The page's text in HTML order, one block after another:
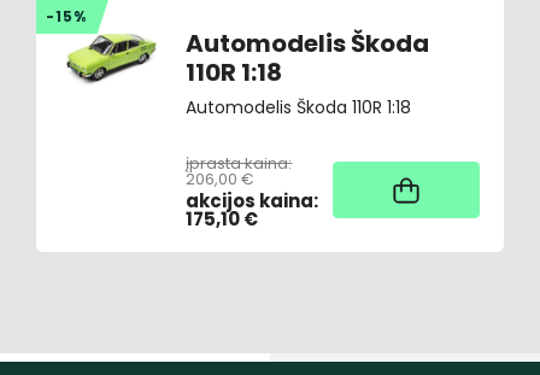
-15%
Automodelis Škoda
110R 1:18
Automodelis Škoda 110R 1:18
įprasta kaina:
206,00 €
akcijos kaina:
175,10 €
Užsakant